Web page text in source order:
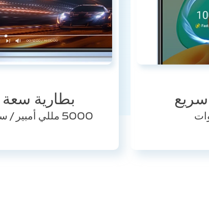
بطارية سعة
5000 مللي أمبير / ساعة